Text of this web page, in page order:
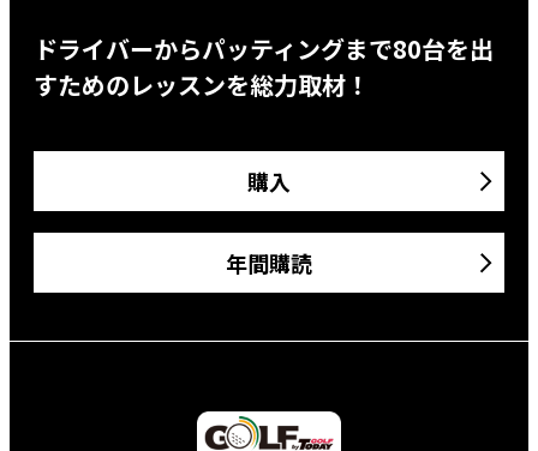
ドライバーからパッティングまで80台を出
すためのレッスンを総力取材！
購入
年間購読